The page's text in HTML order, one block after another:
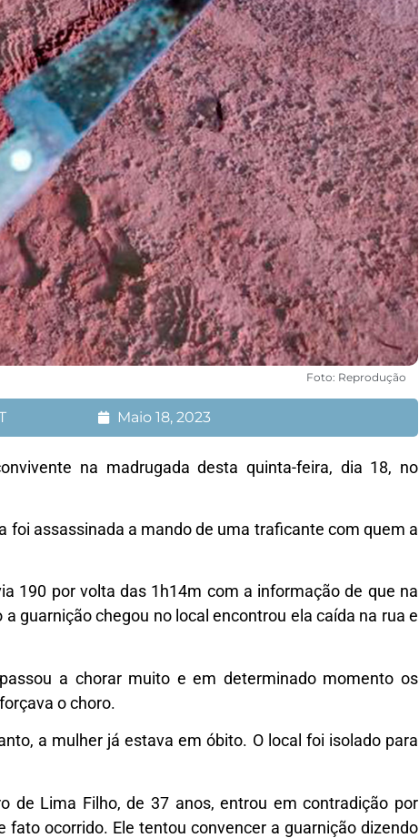
Foto: Reprodução
Maio 18, 2023
na madrugada desta quinta-feira, dia 18, no
foi assassinada a mando de uma traficante com quem a
190 por volta das 1h14m com a informação de que na
guarnição chegou no local encontrou ela caída na rua e
a chorar muito e em determinado momento os
o choro.
a mulher já estava em óbito. O local foi isolado para
de Lima Filho, de 37 anos, entrou em contradição por
ocorrido. Ele tentou convencer a guarnição dizendo